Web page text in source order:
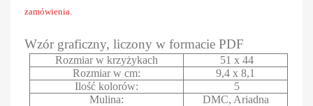
zamówienia.
Wzór graficzny, liczony w formacie PDF
Rozmiar w krzyżykach
51 x 44
Rozmiar w cm:
9,4 x 8,1
Ilość kolorów:
5
Mulina:
DMC, Ariadna